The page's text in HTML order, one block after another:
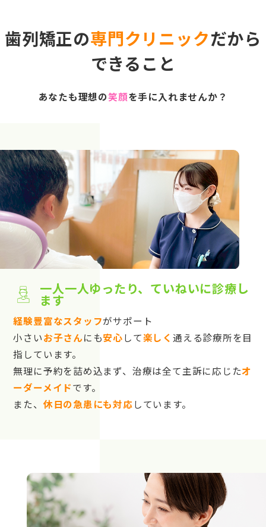
歯列矯正の専門クリニックだから
できること
あなたも理想の笑顔を手に入れませんか？
一人一人ゆったり、ていねいに診療し
ます
経験豊富なスタッフがサポート
小さいお子さんにも安心して楽しく 通える診療所を目
指しています。
無理に予約を詰め込まず、治療は全て主訴に応じたオ
ーダーメイドです。
また、 休日の急患にも対応しています。